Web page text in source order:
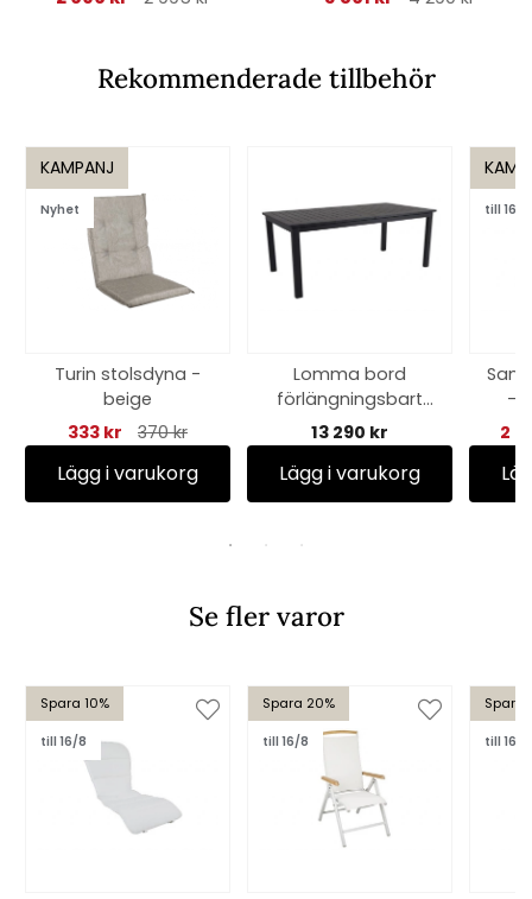
Rekommenderade tillbehör
KAMPANJ
Nyhet
Turin stolsdyna -
beige
333 kr
370 kr
Lägg i varukorg
Lomma bord
förlängningsbart
194-312x100 H73 cm
- svart
13 290 kr
Lägg i varukorg
till 16/8
-
2
Se fler varor
Spara 10%
till 16/8
Spara 20%
till 16/8
Spara
till 16/8